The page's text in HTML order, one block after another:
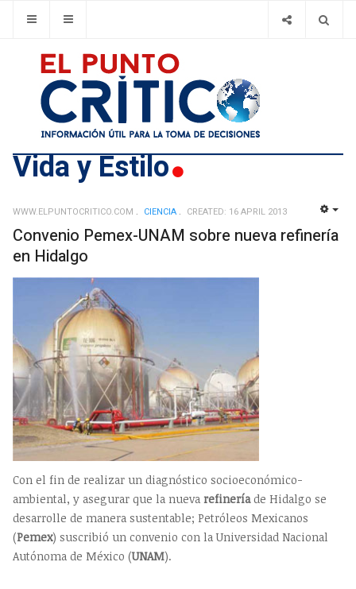
Vida y Estilo
WWW.ELPUNTOCRITICO.COM CIENCIA CREATED: 16 APRIL 2013
Convenio Pemex-UNAM sobre nueva refinería
en Hidalgo
Con el fin de realizar un diagnóstico socioeconómico-
ambiental, y asegurar que la nueva refineríade Hidalgo se
desarrolle de manera sustentable; Petróleos Mexicanos
(Pemex) suscribió un convenio con la Universidad Nacional
Autónoma de México (UNAM).